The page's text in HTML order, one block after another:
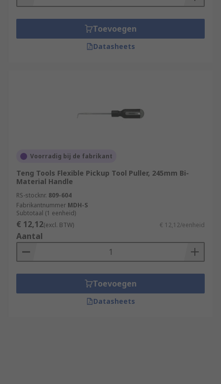
Toevoegen
Datasheets
Voorradig bij de fabrikant
Teng Tools Flexible Pickup Tool Puller, 245mm Bi-
Material Handle
RS-stocknr. 809-604
Fabrikantnummer MDH-S
Subtotaal (1 eenheid)
€ 12,12(excl. BTW) € 12,12/eenheid
Aantal
Toevoegen
Datasheets